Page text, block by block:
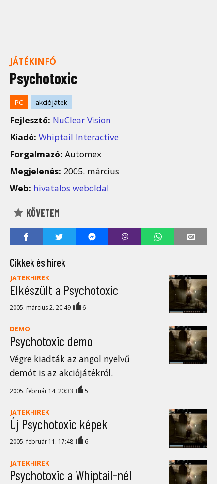
JÁTÉKINFÓ
Psychotoxic
PC akciójáték
Fejlesztő: NuClear Vision
Kiadó: Whiptail Interactive
Forgalmazó: Automex
Megjelenés: 2005. március
Web: hivatalos weboldal
KÖVETEM
Cikkek és hírek
JÁTÉKHÍREK
Elkészült a Psychotoxic
2005. március 2. 20:49 6
DEMO
Psychotoxic demo
Végre kiadták az angol nyelvű
demót is az akciójátékról.
2005. február 14. 20:33 5
JÁTÉKHÍREK
Új Psychotoxic képek
2005. február 11. 17:48 6
JÁTÉKHÍREK
Psychotoxic a Whiptail-nél